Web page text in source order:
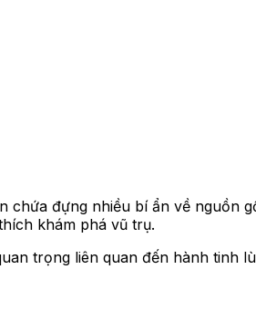
chứa đựng nhiều bí ẩn về nguồn
khám phá vũ trụ.
trọng liên quan đến hành tinh